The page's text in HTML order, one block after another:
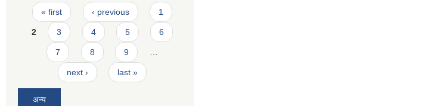
Pages
« first ‹ previous 1
2 3 4 5 6
7 8 9
next › last »
अन्य